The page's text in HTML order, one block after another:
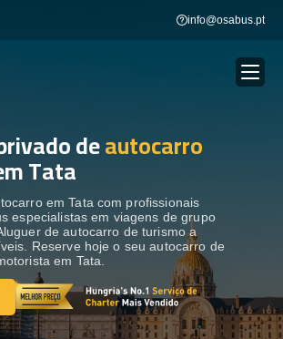
info@osabus.pt
AUTOCARROS
deautocarro
Tata
em Tata com profissionais
especialistas em viagens de grupo
de autocarro de turismo a
Reserve hoje o seu autocarro de
em Tata.